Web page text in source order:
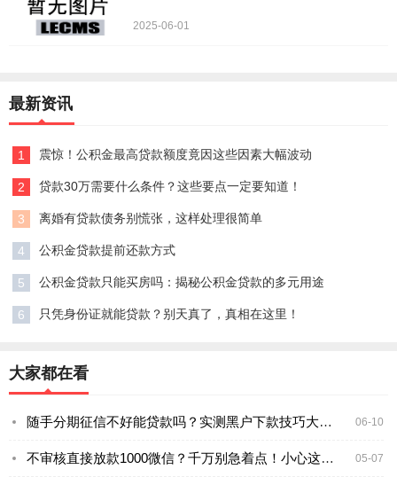
2025-06-01
最新资讯
1 震惊！公积金最高贷款额度竟因这些因素大幅波动
2 贷款30万需要什么条件？这些要点一定要知道！
3 离婚有贷款债务别慌张，这样处理很简单
4 公积金贷款提前还款方式
5 公积金贷款只能买房吗：揭秘公积金贷款的多元用途
6 只凭身份证就能贷款？别天真了，真相在这里！
大家都在看
06-10
随手分期征信不好能贷款吗？实测黑户下款技巧大公开
05-07
不审核直接放款1000微信？千万别急着点！小心这些坑